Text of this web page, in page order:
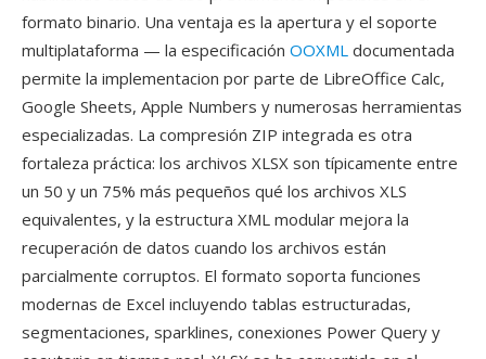
formato binario. Una ventaja es la apertura y el soporte
multiplataforma — la especificación OOXML documentada
permite la implementacion por parte de LibreOffice Calc,
Google Sheets, Apple Numbers y numerosas herramientas
especializadas. La compresión ZIP integrada es otra
fortaleza práctica: los archivos XLSX son típicamente entre
un 50 y un 75% más pequeños qué los archivos XLS
equivalentes, y la estructura XML modular mejora la
recuperación de datos cuando los archivos están
parcialmente corruptos. El formato soporta funciones
modernas de Excel incluyendo tablas estructuradas,
segmentaciones, sparklines, conexiones Power Query y